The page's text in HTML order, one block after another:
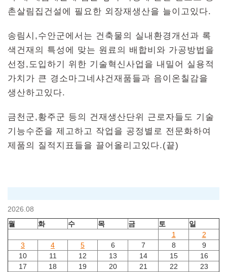
촌살림집건설에 필요한 외장재생산을 늘이고있다.
송림시,수안군에서는 건축물의 실내환경개선과 록
색건재의 특성에 맞는 원료의 배합비와 가공방법을
선정,도입하기 위한 기술혁신사업을 내밀어 실용적
가치가 큰 경소마그네샤건재품들과 음이온칠감을
생산하고있다.
금천군,황주군 등의 건재생산단위 근로자들도 기술
기능수준을 제고하고 작업을 공정별로 전문화하여
제품의 질적지표들을 끌어올리고있다.(끝)
2026.08
월
화 수 목 금 토
일
1
2
3
4 5 6 7 8
9
10
11 12 13 14 15
16
17
18 19 20 21 22
23